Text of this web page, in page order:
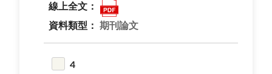
線上全文：
資料類型： 期刊論文
4